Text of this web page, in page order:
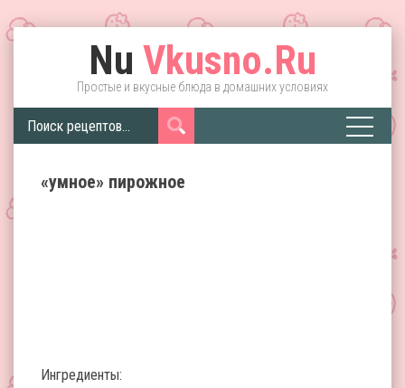
Nu Vkusno.Ru
Простые и вкусные блюда в домашних условиях
«умное» пирожное
Ингредиенты: